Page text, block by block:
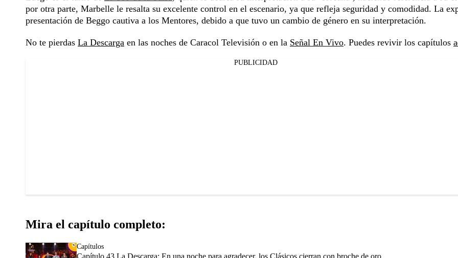
por otra parte, Marbelle le resalta su excelente control en el escenario, ya que refleja seguridad y comodidad. La
presentación de Beggo cautiva a los Mentores, debido a que tuvo un cambio de género en su interpretación.
No te pierdas La Descarga en las noches de Caracol Televisión o en la Señal En Vivo. Puedes revivir los capítulos
PUBLICIDAD
Mira el capítulo completo:
Capítulos
Capítulo 43 La Descarga: En una noche para agradecer, los Clásicos cierran con broche de oro